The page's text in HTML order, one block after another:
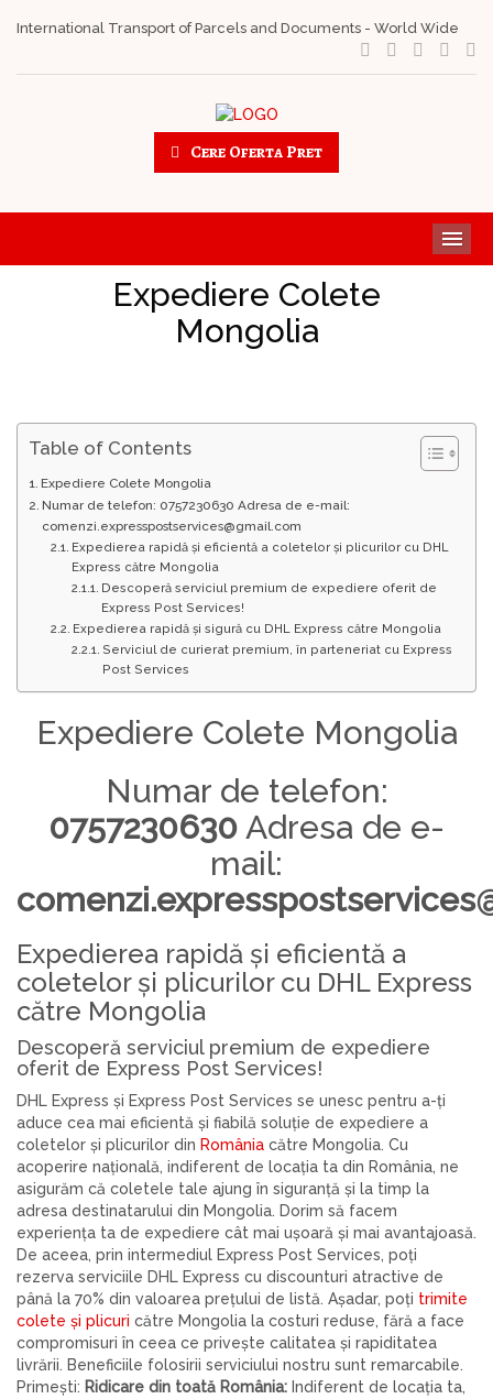
International Transport of Parcels and Documents - World Wide
Cere Oferta Pret
Expediere Colete
Mongolia
Table of Contents
Expediere Colete Mongolia
Numar de telefon: 0757230630 Adresa de e-mail:
comenzi.expresspostservices@gmail.com
Expedierea rapidă și eficientă a coletelor și plicurilor cu DHL
Express către Mongolia
Descoperă serviciul premium de expediere oferit de
Express Post Services!
Expedierea rapidă și sigură cu DHL Express către Mongolia
Serviciul de curierat premium, în parteneriat cu Express
Post Services
Expediere Colete Mongolia
Numar de telefon:
0757230630 Adresa de e-
mail:
Expedierea rapidă și eficientă a
coletelor și plicurilor cu DHL Express
către Mongolia
Descoperă serviciul premium de expediere
oferit de Express Post Services!
DHL Express și Express Post Services se unesc pentru a-ți
aduce cea mai eficientă și fiabilă soluție de expediere a
coletelor și plicurilor din România către Mongolia. Cu
acoperire națională, indiferent de locația ta din România, ne
asigurăm că coletele tale ajung în siguranță și la timp la
adresa destinatarului din Mongolia. Dorim să facem
experiența ta de expediere cât mai ușoară și mai avantajoasă.
De aceea, prin intermediul Express Post Services, poți
rezerva serviciile DHL Express cu discounturi atractive de
până la 70% din valoarea prețului de listă. Așadar, poți trimite
colete și plicuri către Mongolia la costuri reduse, fără a face
compromisuri în ceea ce privește calitatea și rapiditatea
livrării. Beneficiile folosirii serviciului nostru sunt remarcabile.
Primești: Ridicare din toată România: Indiferent de locația ta,